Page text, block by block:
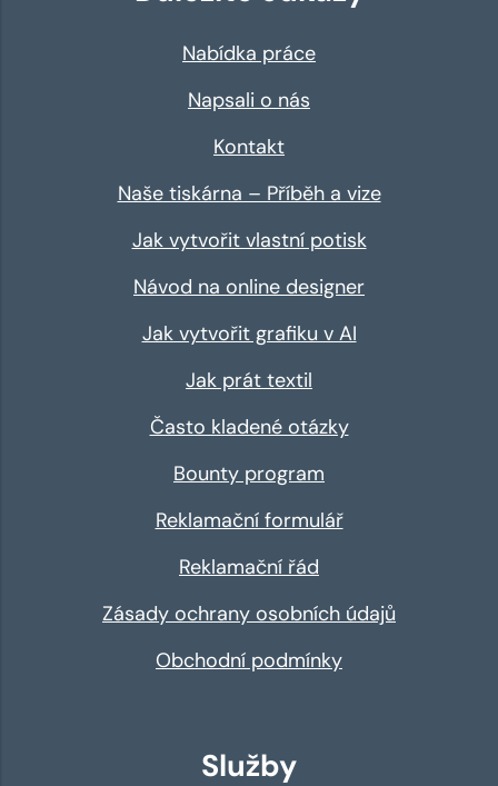
Nabídka práce
Napsali o nás
Kontakt
Naše tiskárna – Příběh a vize
Jak vytvořit vlastní potisk
Návod na online designer
Jak vytvořit grafiku v AI
Jak prát textil
Často kladené otázky
Bounty program
Reklamační formulář
Reklamační řád
Zásady ochrany osobních údajů
Obchodní podmínky
Služby